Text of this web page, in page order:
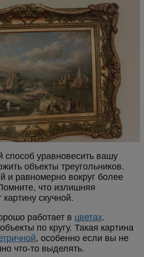
уравновесить вашу
объекты треугольников.
и равномерно вокруг более
что излишняя
скучной.
работает в цветах.
по кругу. Такая картина
, особенно если вы не
что-то выделять.